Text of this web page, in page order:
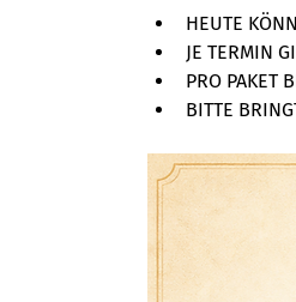
HEUTE
JE TERMIN
PRO PAKET
BITTE